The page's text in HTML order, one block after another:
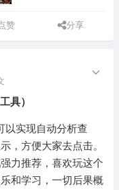
赞 分享
具）
以实现自动分析查
，方便大家去点击。
力推荐，喜欢玩这个
和学习，一切后果概